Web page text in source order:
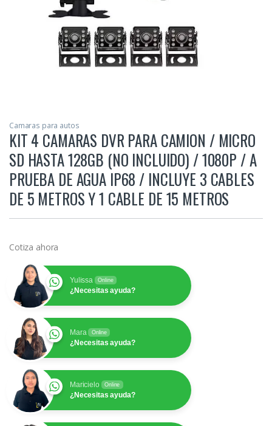
Camaras para autos
KIT 4 CAMARAS DVR PARA CAMION / MICRO
SD HASTA 128GB (NO INCLUIDO) / 1080P / A
PRUEBA DE AGUA IP68 / INCLUYE 3 CABLES
DE 5 METROS Y 1 CABLE DE 15 METROS
Cotiza ahora
Yulissa Online
¿Necesitas ayuda?
Mara Online
¿Necesitas ayuda?
Maricielo Online
¿Necesitas ayuda?